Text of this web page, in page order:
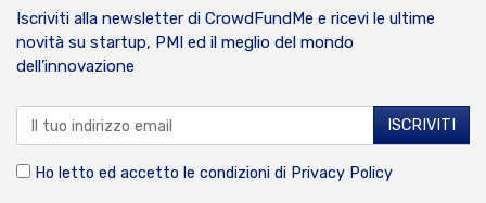
Iscriviti alla newsletter di CrowdFundMe e ricevi le ultime
novità su startup, PMI ed il meglio del mondo
dell’innovazione
Ho letto ed accetto le condizioni di Privacy Policy